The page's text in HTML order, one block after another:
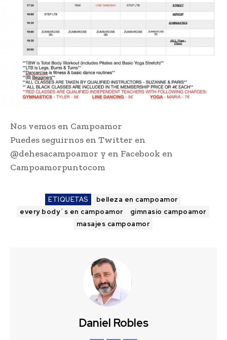
Nos vemos en Campoamor
Puedes seguirnos en Twitter en
@dehesacampoamor y en Facebook en
Campoamorpuntocom
ETIQUETAS
belleza en campoamor
every body´s en campoamor
gimnasio campoamor
masajes campoamor
Daniel Robles